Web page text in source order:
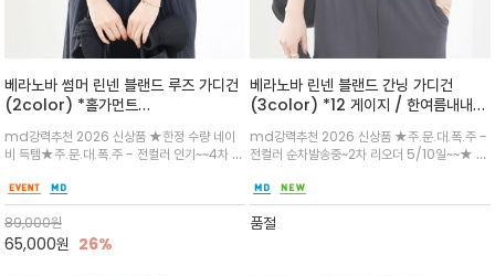
베라노바 썸머 린넨 블랜드 루즈 가디건
(2color) *홀가먼트
셀(Lyocell) 함유 친환경적 소재로 시
원/어깨 라인부터 팔까지 봉제선 없이
한 벌로 짜여져 체형을 감싸는 실루엣이
매우 자연스럽고 고급스럽습니다
md강력추천 2026 신상품 ★한정 수량 네이
비 득템★주.문.대.폭.주 - 전컬러 인기~~4차 재
팔뚝 라인을 자연스럽게 여리여리한 무드/포켓
디테일로 실용성까지~슬리브리스, 와이드 팬츠,
롱스커트와 매치
89,000원
65,000원 26%
베라노바 린넨 블랜드 간닝 가디건
(3color) *12 게이지 / 한여름내내
닝(Ganning) 디테일/린넨 나일론 혼
방 가디건은 린넨 특유의 자연스러운 텍
스처와 나일론의 내구성/형태 안정성이
만나 고급스러우면서도 쾌적한 느낌
md강력추천 2026 신상품 ★주.문.대.폭.주 -
전컬러 순차발송중~2차 리오더 5/10일~~★ 민
아이템 / 은은한 비침과 내추럴한 텍스처가 우아
한 분위기를 더하며, 슬림하게 떨어지는 핏과 버
튼 디테일로 단정한 무드를 완성
품절